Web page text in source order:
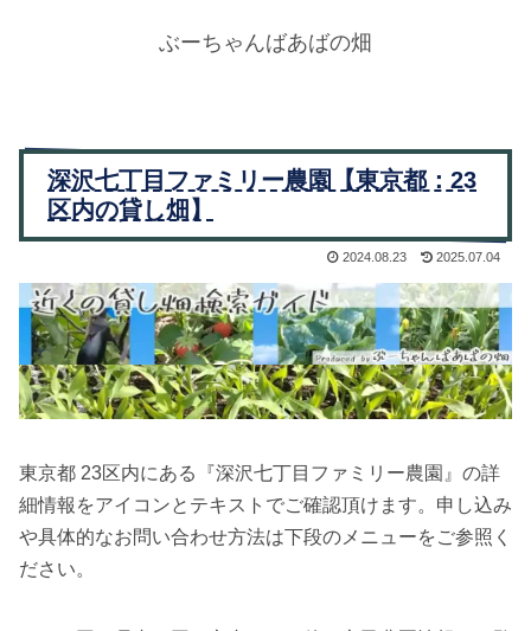
ぶーちゃんばあばの畑
深沢七丁目ファミリー農園【東京都：23
区内の貸し畑】
2024.08.23 2025.07.04
東京都 23区内にある『深沢七丁目ファミリー農園』の詳
細情報をアイコンとテキストでご確認頂けます。申し込み
や具体的なお問い合わせ方法は下段のメニューをご参照く
ださい。